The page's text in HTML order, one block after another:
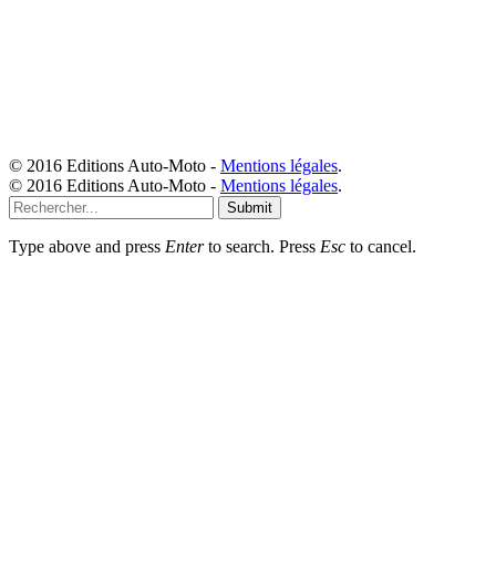
© 2016 Editions Auto-Moto - Mentions légales.
© 2016 Editions Auto-Moto - Mentions légales.
Submit
Type above and press Enterto search. Press Esc to cancel.